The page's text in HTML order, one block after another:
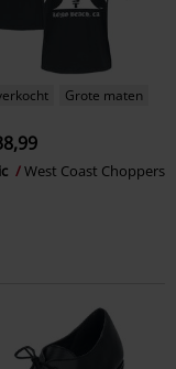
Grote maten
West Coast Choppers